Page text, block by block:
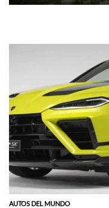
AUTOS DEL MUNDO